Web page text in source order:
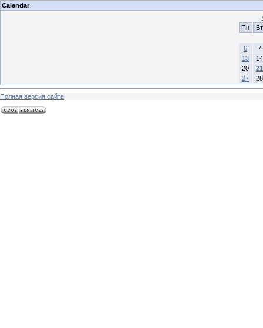
Calendar
Пн
Вт
6
7
13
14
20
21
27
28
Полная версия сайта